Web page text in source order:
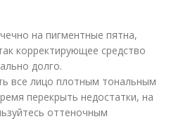
на пигментные пятна,
корректирующее средство
долго.
все лицо плотным тональным
перекрыть недостатки, на
оттеночным